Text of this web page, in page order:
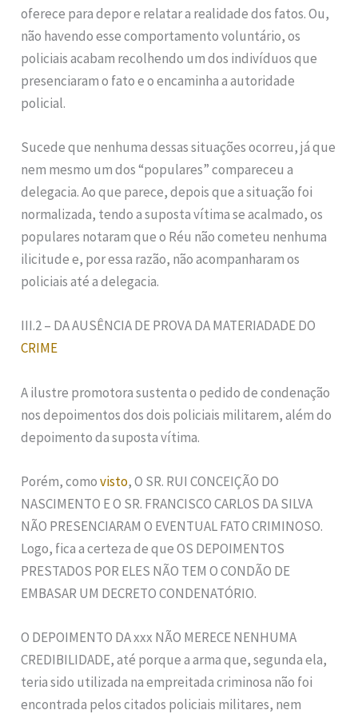
oferece para depor e relatar a realidade dos fatos. Ou,
não havendo esse comportamento voluntário, os
policiais acabam recolhendo um dos indivíduos que
presenciaram o fato e o encaminha a autoridade
policial.
Sucede que nenhuma dessas situações ocorreu, já que
nem mesmo um dos “populares” compareceu a
delegacia. Ao que parece, depois que a situação foi
normalizada, tendo a suposta vítima se acalmado, os
populares notaram que o Réu não cometeu nenhuma
ilicitude e, por essa razão, não acompanharam os
policiais até a delegacia.
III.2 – DA AUSÊNCIA DE PROVA DA MATERIADADE DO
CRIME
A ilustre promotora sustenta o pedido de condenação
nos depoimentos dos dois policiais militarem, além do
depoimento da suposta vítima.
Porém, comovisto, O SR. RUI CONCEIÇÃO DO
NASCIMENTO E O SR. FRANCISCO CARLOS DA SILVA
NÃO PRESENCIARAM O EVENTUAL FATO CRIMINOSO.
Logo, fica a certeza de que OS DEPOIMENTOS
PRESTADOS POR ELES NÃO TEM O CONDÃO DE
EMBASAR UM DECRETO CONDENATÓRIO.
O DEPOIMENTO DA xxx NÃO MERECE NENHUMA
CREDIBILIDADE, até porque a arma que, segunda ela,
teria sido utilizada na empreitada criminosa não foi
encontrada pelos citados policiais militares, nem